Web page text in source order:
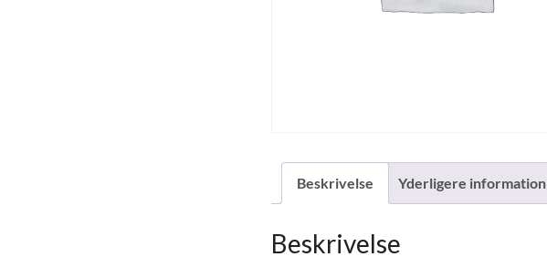
Beskrivelse Yderligere information
Beskrivelse